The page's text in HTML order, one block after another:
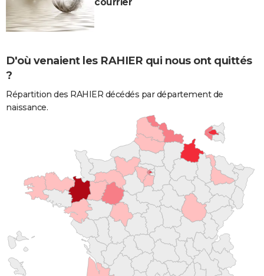
D'où venaient les RAHIER qui nous ont quittés
?
Répartition des RAHIER décédés par département de
naissance.